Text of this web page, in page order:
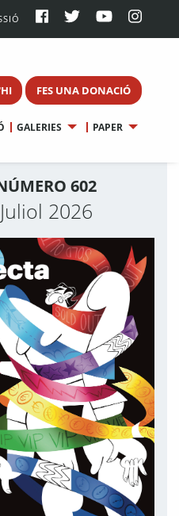
FES UNA DONACIÓ
GALERIES PAPER
602
Juliol 2026